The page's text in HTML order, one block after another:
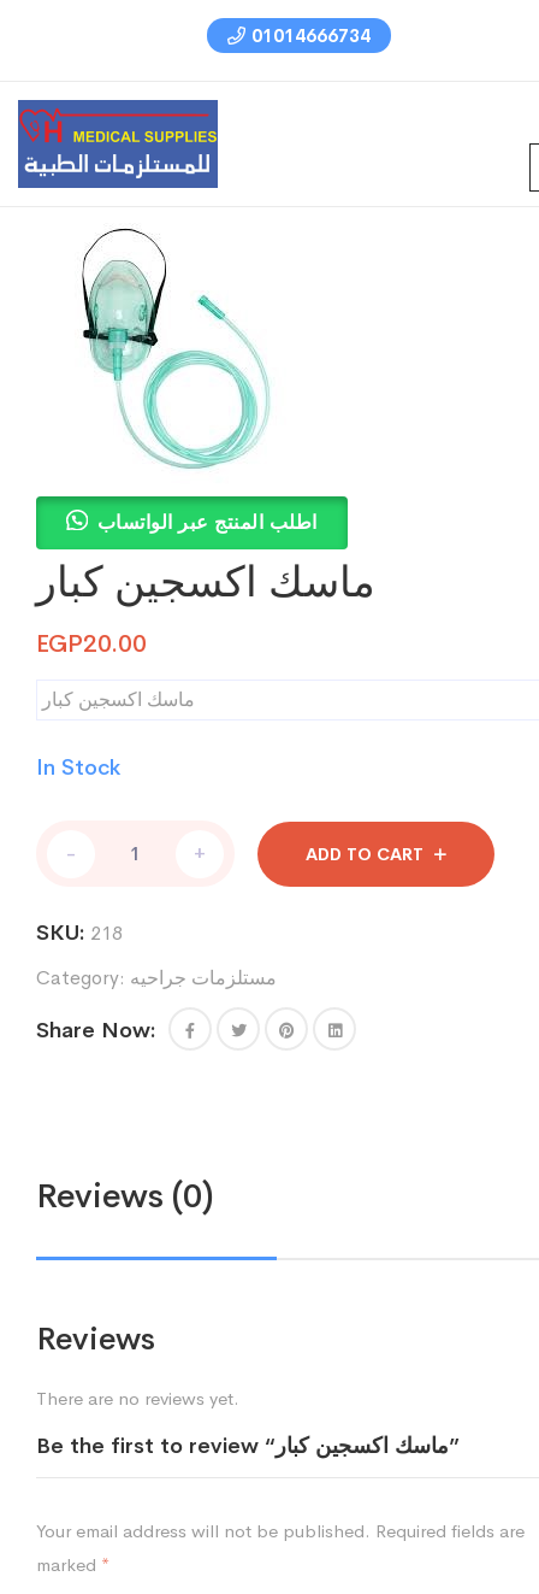
01014666734
اطلب المنتج عبر الواتساب
ماسك اكسجين كبار
EGP20.00
ماسك اكسجين كبار
In Stock
اكسجين
- + ADD TO CART
SKU: 218
Category: مستلزمات جراحيه
Share Now:
Reviews (0)
Reviews
There are no reviews yet.
Be the first to review “ماسك اكسجين كبار”
Your email address will not be published. Required fields are
marked *